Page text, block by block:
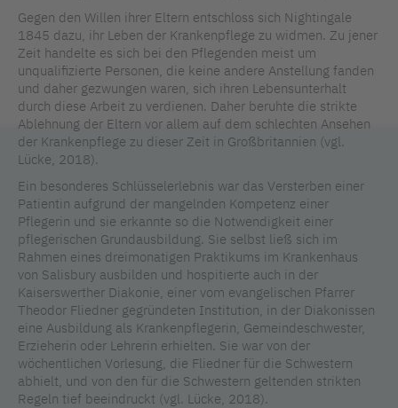
Gegen den Willen ihrer Eltern entschloss sich Nightingale
1845 dazu, ihr Leben der Krankenpflege zu widmen. Zu jener
Zeit handelte es sich bei den Pflegenden meist um
unqualifizierte Personen, die keine andere Anstellung fanden
und daher gezwungen waren, sich ihren Lebensunterhalt
durch diese Arbeit zu verdienen. Daher beruhte die strikte
Ablehnung der Eltern vor allem auf dem schlechten Ansehen
der Krankenpflege zu dieser Zeit in Großbritannien (vgl.
Lücke, 2018).
Ein besonderes Schlüsselerlebnis war das Versterben einer
Patientin aufgrund der mangelnden Kompetenz einer
Pflegerin und sie erkannte so die Notwendigkeit einer
pflegerischen Grundausbildung. Sie selbst ließ sich im
Rahmen eines dreimonatigen Praktikums im Krankenhaus
von Salisbury ausbilden und hospitierte auch in der
Kaiserswerther Diakonie, einer vom evangelischen Pfarrer
Theodor Fliedner gegründeten Institution, in der Diakonissen
eine Ausbildung als Krankenpflegerin, Gemeindeschwester,
Erzieherin oder Lehrerin erhielten. Sie war von der
wöchentlichen Vorlesung, die Fliedner für die Schwestern
abhielt, und von den für die Schwestern geltenden strikten
Regeln tief beeindruckt (vgl. Lücke, 2018).